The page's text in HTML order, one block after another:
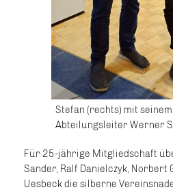
Stefan (rechts) mit seinem
Abteilungsleiter Werner
Für 25-jährige Mitgliedschaft
Sander, Ralf Danielczyk, Norbert
Uesbeck die silberne